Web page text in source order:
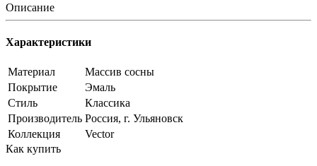
Описание
Характеристики
Материал
Массив сосны
Покрытие
Эмаль
Стиль
Классика
Производитель Россия, г. Ульяновск
Коллекция
Vector
Как купить